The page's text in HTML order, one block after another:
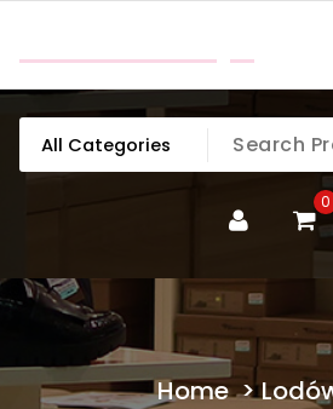
content
0
Home>